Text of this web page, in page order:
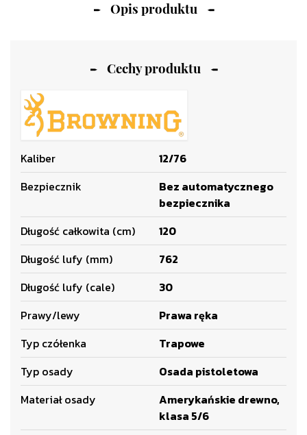
Cechy produktu
Kaliber
12/76
Bezpiecznik
Bez automatycznego
bezpiecznika
Długość całkowita (cm)
120
Długość lufy (mm)
762
Długość lufy (cale)
30
Prawy/lewy
Prawa ręka
Typ czółenka
Trapowe
Typ osady
Osada pistoletowa
Materiał osady
Amerykańskie drewno,
klasa 5/6
Opis produktu